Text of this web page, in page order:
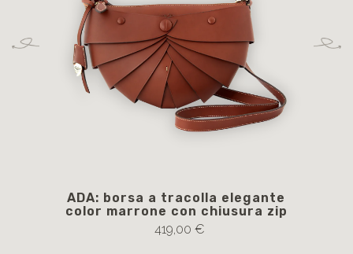
ADA: borsa a tracolla elegante
color marrone con chiusura zip
419,00 €